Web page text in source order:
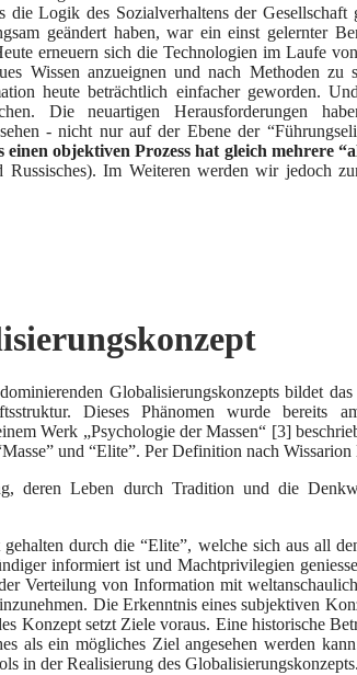
die Logik des Sozialverhaltens der
geändert haben, war ein einst gelernter
erneuern sich die Technologien im Laufe
Wissen anzueignen und nach Methoden zu
heute beträchtlich einfacher geworden.
Die neuartigen Herausforderungen
- nicht nur auf der Ebene der
objektiven Prozess hat gleich mehrere
Russisches). Im Weiteren werden wir jedoch
Globalisierungskonzepts bildet
Dieses Phänomen wurde bereits
Werk „Psychologie der Massen“ [3]
und “Elite”. Per Definition nach
deren Leben durch Tradition und die
durch die “Elite”, welche sich aus all
informiert ist und Machtprivilegien
Verteilung von Information mit
Die Erkenntnis eines subjektiven
Konzept setzt Ziele voraus. Eine historische
als ein mögliches Ziel angesehen werden
in der Realisierung des Globalisierungskonzepts.